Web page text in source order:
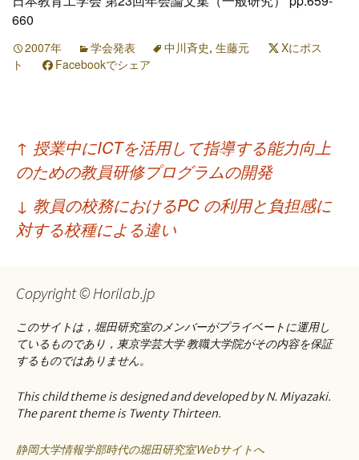
ス
ッ
プ
660
2007年 学会発表 中川斉史, 生藤元
Xにポス
ト
Facebookでシェア
投
稿
ナ
ビ
ー
ョ
ン
↑ 授業中にICTを活用して指導する能力向上
のための教員研修プログラムの開発
↓ 教員の校務におけるPC の利用と負担感に
対する校種による違い
Copyright © Horilab.jp
このサイトは，堀田研究室のメンバーがプライベートに運用し
ているものであり，東京学芸大学 教職大学院がその内容を保証
するものではありません。
This child theme is designed and developed by N. Miyazaki.
The parent theme is Twenty Thirteen.
静岡大学情報学部時代の堀田研究室Webサイトへ